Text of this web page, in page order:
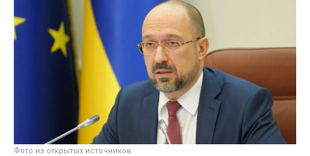
Фото из открытых источников